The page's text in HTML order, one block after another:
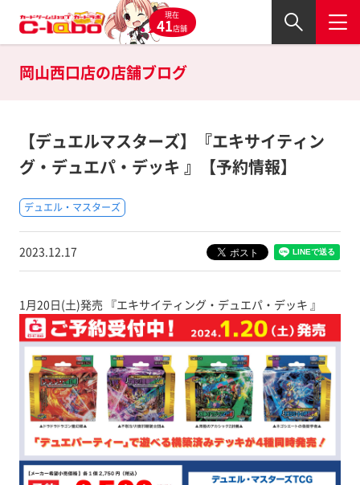
現在
41店舗
岡山西口店の店舗ブログ
【デュエルマスターズ】『エキサイティン
グ・デュエパ・デッキ 』【予約情報】
デュエル・マスターズ
2023.12.17
1月20日(土)発売 『エキサイティング・デュエパ・デッキ 』